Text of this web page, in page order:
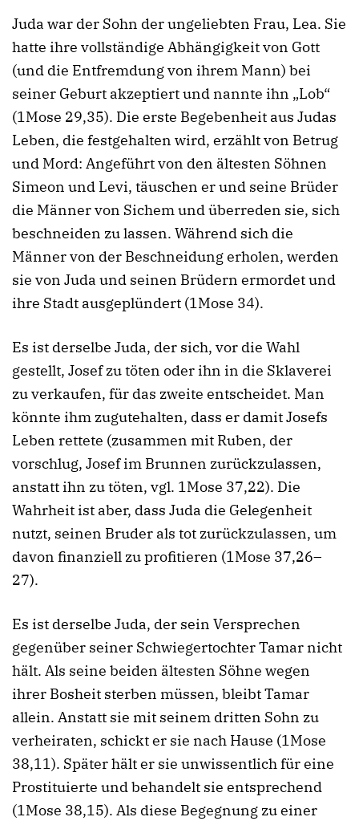
Juda war der Sohn der ungeliebten Frau, Lea. Sie
hatte ihre vollständige Abhängigkeit von Gott
(und die Entfremdung von ihrem Mann) bei
seiner Geburt akzeptiert und nannte ihn „Lob“
(1Mose 29,35). Die erste Begebenheit aus Judas
Leben, die festgehalten wird, erzählt von Betrug
und Mord: Angeführt von den ältesten Söhnen
Simeon und Levi, täuschen er und seine Brüder
die Männer von Sichem und überreden sie, sich
beschneiden zu lassen. Während sich die
Männer von der Beschneidung erholen, werden
sie von Juda und seinen Brüdern ermordet und
ihre Stadt ausgeplündert (1Mose 34).
Es ist derselbe Juda, der sich, vor die Wahl
gestellt, Josef zu töten oder ihn in die Sklaverei
zu verkaufen, für das zweite entscheidet. Man
könnte ihm zugutehalten, dass er damit Josefs
Leben rettete (zusammen mit Ruben, der
vorschlug, Josef im Brunnen zurückzulassen,
anstatt ihn zu töten, vgl. 1Mose 37,22). Die
Wahrheit ist aber, dass Juda die Gelegenheit
nutzt, seinen Bruder als tot zurückzulassen, um
davon finanziell zu profitieren (1Mose 37,26–
27).
Es ist derselbe Juda, der sein Versprechen
gegenüber seiner Schwiegertochter Tamar nicht
hält. Als seine beiden ältesten Söhne wegen
ihrer Bosheit sterben müssen, bleibt Tamar
allein. Anstatt sie mit seinem dritten Sohn zu
verheiraten, schickt er sie nach Hause (1Mose
38,11). Später hält er sie unwissentlich für eine
Prostituierte und behandelt sie entsprechend
(1Mose 38,15). Als diese Begegnung zu einer